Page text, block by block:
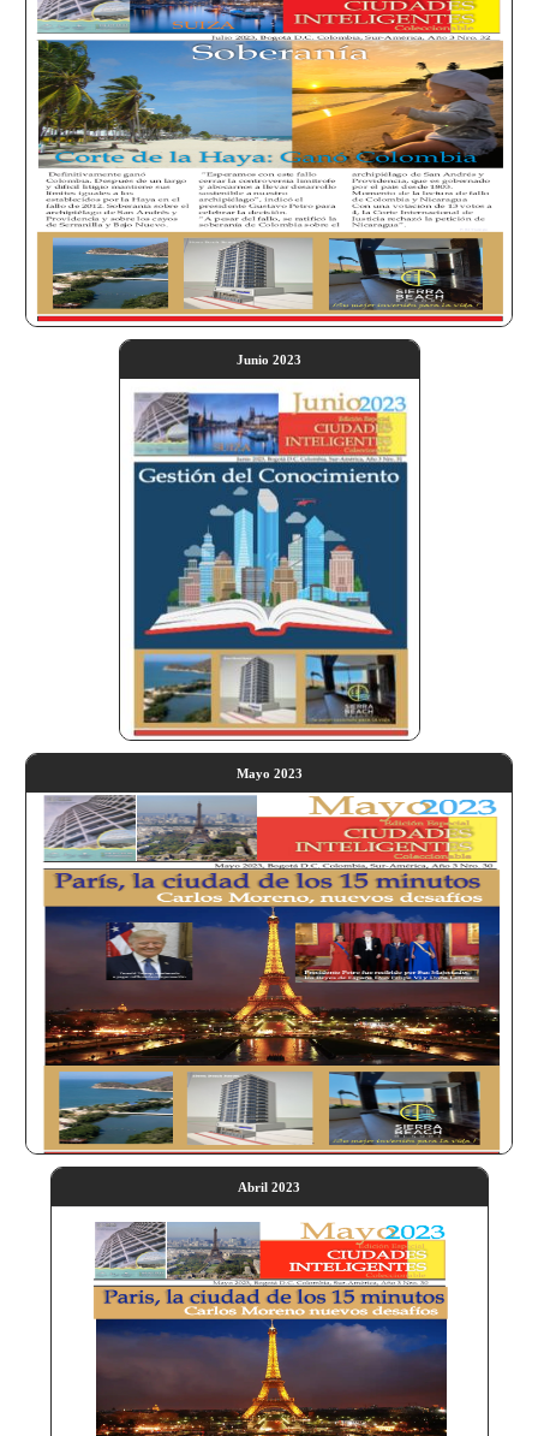
Junio 2023
Mayo 2023
Abril 2023